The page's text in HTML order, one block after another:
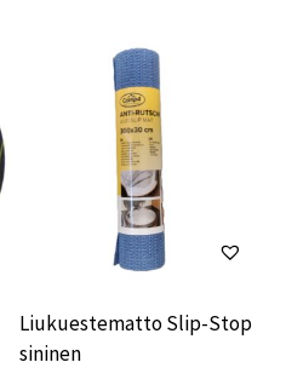
Liukuestematto Slip-Stop
sininen